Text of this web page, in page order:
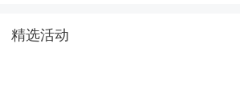
精选活动